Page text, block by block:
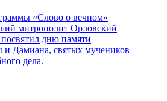
«Слово о вечном»
митрополит Орловский
дню памяти
и Дамиана, святых мучеников
дела.